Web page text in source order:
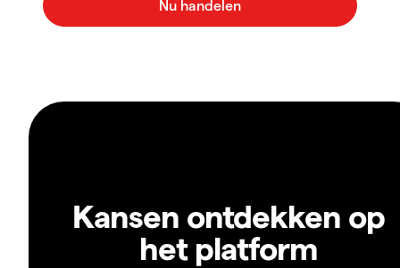
Kansen ontdekken op
het platform